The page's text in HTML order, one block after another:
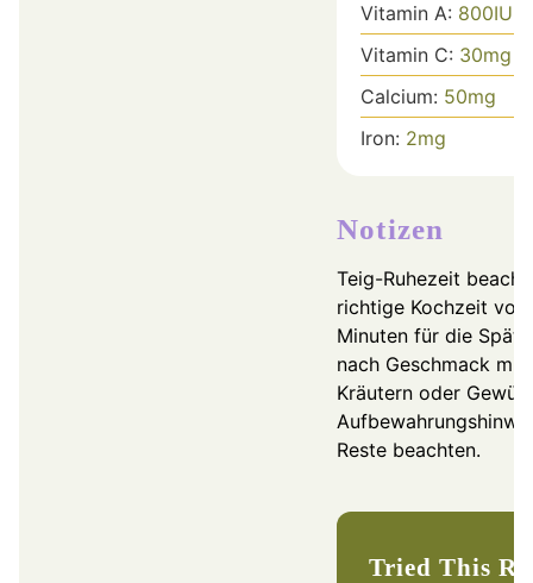
Vitamin A: 800IU
Vitamin C: 30mg
Calcium: 50mg
Iron: 2mg
Notizen
Teig-Ruhezeit
richtige Kochzeit
Minuten für die
nach Geschmack mit
Kräutern oder
Reste beachten.
Tried This